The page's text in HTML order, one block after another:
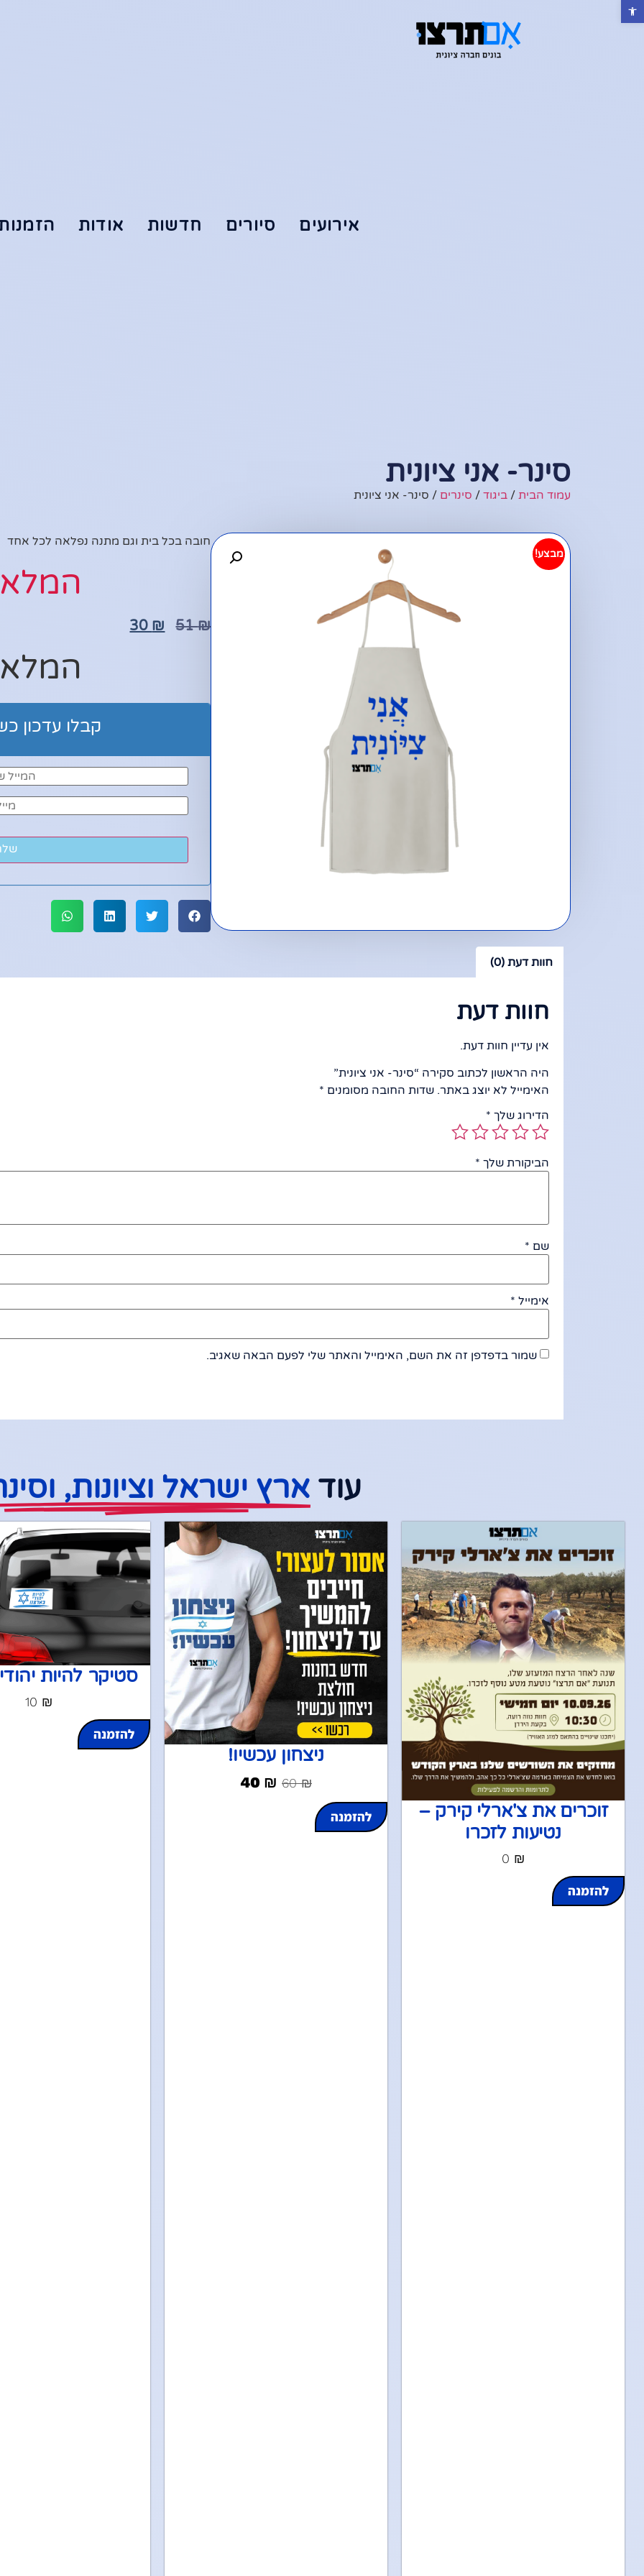
פתח סרגל נגישות
אירועים סיורים חדשות אודות
סינר- אני ציונית
עמוד הבית / ביגוד / סינרים / סינר- אני ציונית
מבצע!
חובה בכל בית וגם מתנה נפלאה לכל אחד
51₪
30 ₪
קבלו עדכון
חוות דעת (0)
חוות דעת
אין עדיין חוות דעת.
היה הראשון לכתוב סקירה “סינר- אני ציונית”
האימייל לא יוצג באתר. שדות החובה מסומנים *
הדירוג שלך *
הביקורת שלך *
שם *
אימייל *
שמור בדפדפן זה את השם, האימייל והאתר שלי לפעם הבאה שאגיב.
עודארץ ישראל וציונות, ו
זוכרים את צ'ארלי קירק –
נטיעות לזכרו
0 ₪
להזמנה
ניצחון עכשיו!
60₪
40 ₪
להזמנה
סטיקר להיות
10 ₪
להזמנה